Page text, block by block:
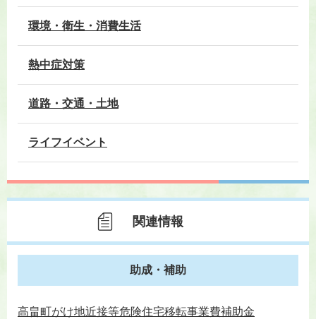
環境・衛生・消費生活
熱中症対策
道路・交通・土地
ライフイベント
関連情報
助成・補助
高畠町がけ地近接等危険住宅移転事業費補助金